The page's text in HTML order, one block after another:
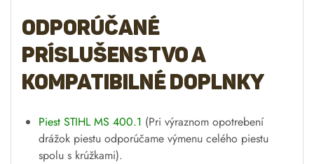
Odporúčané
príslušenstvo a
kompatibilné doplnky
Piest STIHL MS 400.1 (Pri výraznom opotrebení
drážok piestu odporúčame výmenu celého piestu
spolu s krúžkami).